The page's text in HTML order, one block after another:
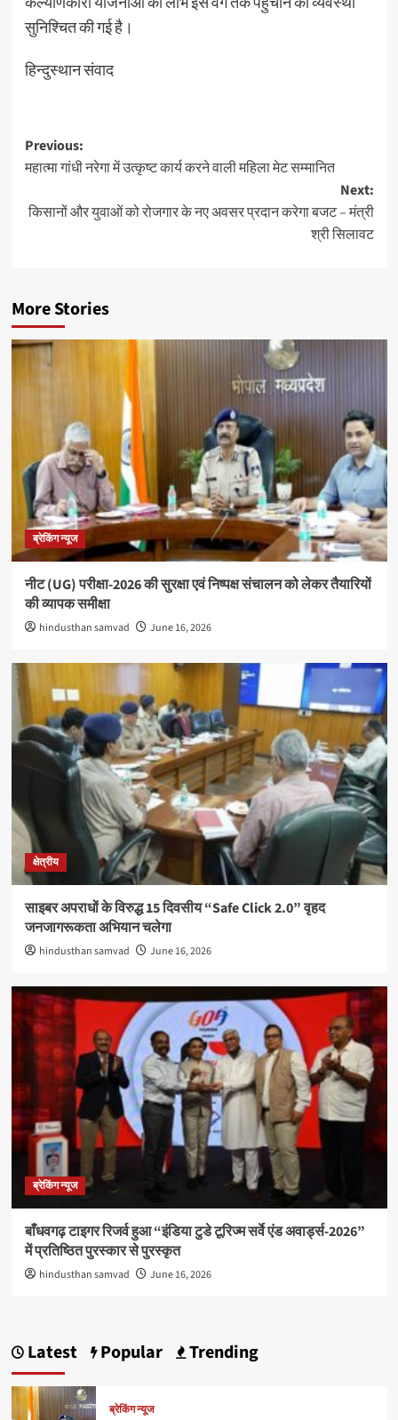
सुनिश्चित की गई है।
हिन्दुस्थान संवाद
Post
navigation
Previous:
महात्मा गांधी नरेगा में उत्कृष्ट कार्य करने वाली महिला मेट सम्मानित
Next:
किसानों और युवाओं को रोजगार के नए अवसर प्रदान करेगा बजट – मंत्री
श्री सिलावट
More Stories
ब्रेकिंग न्यूज
नीट (UG) परीक्षा-2026 की सुरक्षा एवं निष्पक्ष संचालन को लेकर तैयारियों
की व्यापक समीक्षा
hindusthan samvad June 16, 2026
क्षेत्रीय
साइबर अपराधों के विरुद्ध 15 दिवसीय “Safe Click 2.0” वृहद
जनजागरूकता अभियान चलेगा
hindusthan samvad June 16, 2026
ब्रेकिंग न्यूज
बाँधवगढ़ टाइगर रिजर्व हुआ “इंडिया टुडे टूरिज्म सर्वे एंड अवार्ड्स-2026”
में प्रतिष्ठित पुरस्कार से पुरस्कृत
hindusthan samvad June 16, 2026
Latest Popular Trending
ब्रेकिंग न्यूज